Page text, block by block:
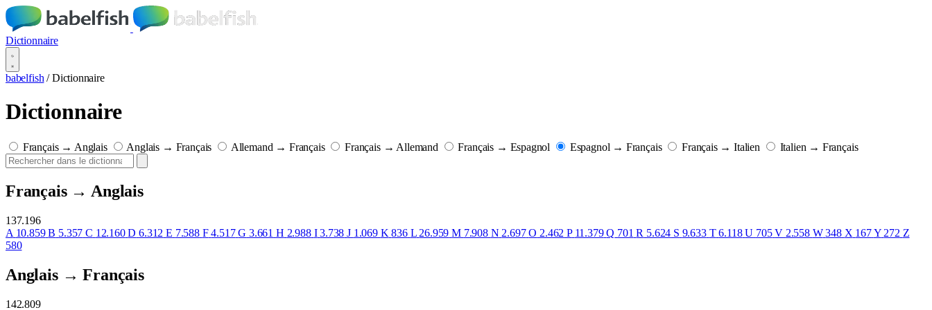
Dictionnaire
babelfish / Dictionnaire
Dictionnaire
Français → Anglais Anglais → Français Allemand → Français Français → Allemand Français → Espagnol Espagnol → Français Français → Italien Italien → Français
Français → Anglais
137.196
A 10.859 B 5.357 C 12.160 D 6.312 E 7.588 F 4.517 G 3.661 H 2.988 I 3.738 J 1.069 K 836 L 26.959 M 7.908 N 2.697 O 2.462 P 11.379 Q 701 R 5.624 S 9.633 T 6.118 U 705 V 2.558 W 348 X 167Y 272 Z
580
Anglais → Français
142.809